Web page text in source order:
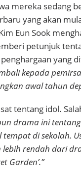
mereka sedang
yang akan
Eun Sook
petunjuk
yang
kepada
awal tahun
tentang idol.
drama ini
di sekolah.
rendah dari
Garden’.”